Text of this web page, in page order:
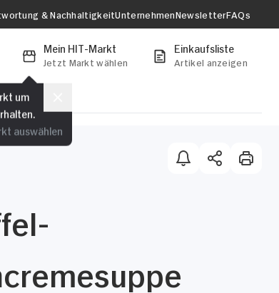
& NachhaltigkeitUnternehmenNewsletterFAQs
Mein HIT-Markt
Jetzt Markt wählen
um
auswählen
Einkaufsliste
Artikel anzeigen